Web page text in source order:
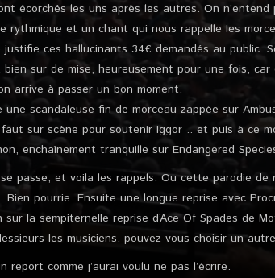
écorchés les uns après les autres. On
rythmique et un chant qui nous rappelle les
ces hallucinants 34€ demandés au public.
sur de mise, heureusement pour une fois,
arrive à passer un bon moment.
une scandaleuse fin de morceau zappée sur
faut sur scène pour soutenir Iggor .. et puis à ce
enchaînement tranquille sur Endangered
passe, et voila les rappels. Ou cette parodie
pourrie. Ensuite une longue reprise avec
la sempiternelle reprise d’Ace Of Spades de
les musiciens, pouvez-vous choisir un
report comme j’aurai voulu ne pas l’écrire.